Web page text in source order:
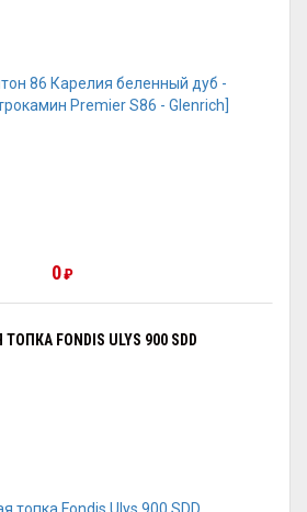
0₽
FONDIS ULYS 900 SDD